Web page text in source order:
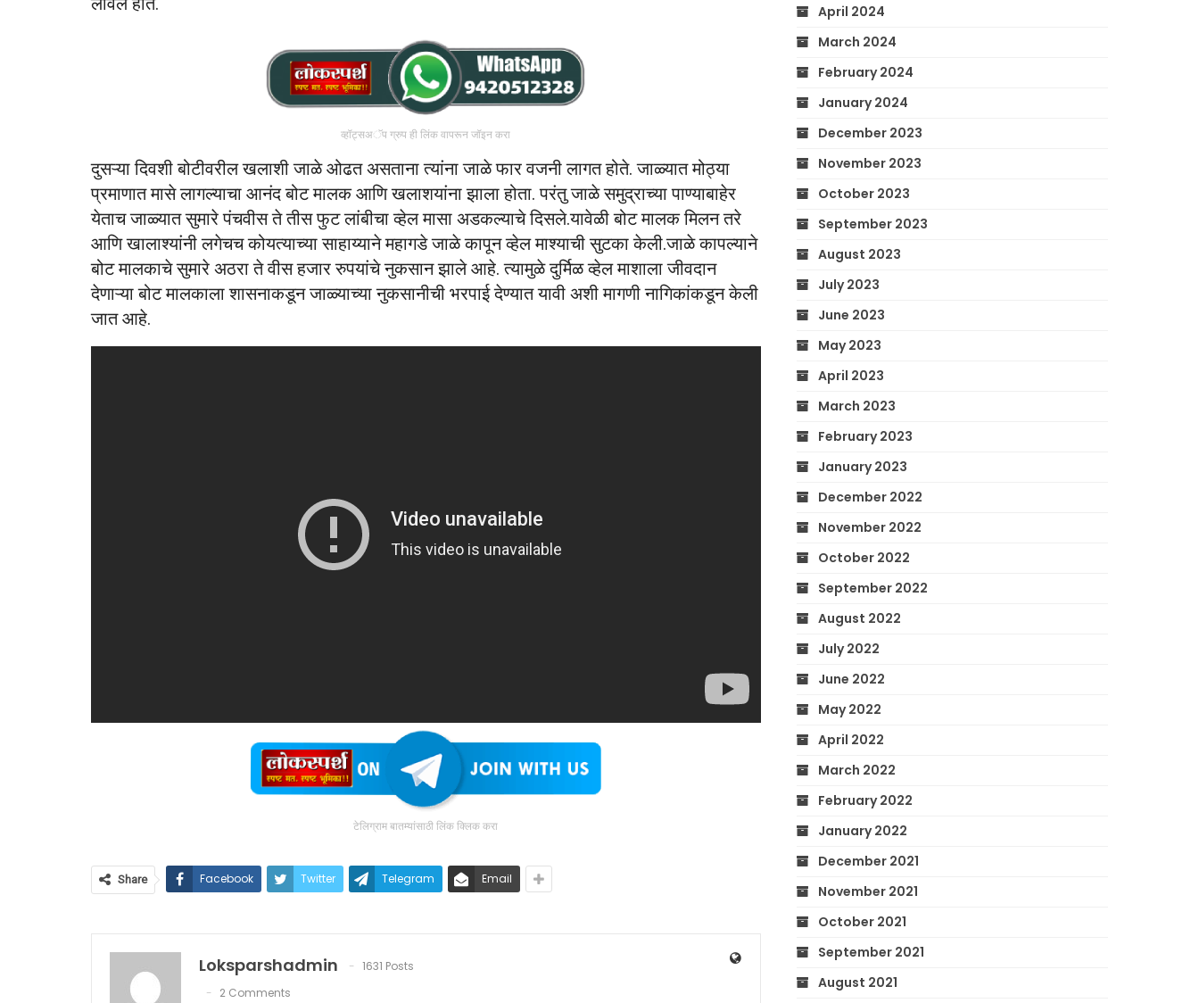
व्हॉट्सअॅप ग्रुप ही लिंक वापरून जॉइन करा
दुसऱ्या दिवशी बोटीवरील खलाशी जाळे ओढत असताना त्यांना जाळे फार वजनी लागत होते. जाळ्यात मोठ्या
प्रमाणात मासे लागल्याचा आनंद बोट मालक आणि खलाशयांना झाला होता. परंतु जाळे समुद्राच्या पाण्याबाहेर
येताच जाळ्यात सुमारे पंचवीस ते तीस फुट लांबीचा व्हेल मासा अडकल्याचे दिसले.यावेळी बोट मालक मिलन तरे
आणि खालाश्यांनी लगेचच कोयत्याच्या साहाय्याने महागडे जाळे कापून व्हेल माश्याची सुटका केली.जाळे कापल्याने
बोट मालकाचे सुमारे अठरा ते वीस हजार रुपयांचे नुकसान झाले आहे. त्यामुळे दुर्मिळ व्हेल माशाला जीवदान
देणाऱ्या बोट मालकाला शासनाकडून जाळ्याच्या नुकसानीची भरपाई देण्यात यावी अशी मागणी नागिकांकडून केली
जात आहे.
टेलिग्राम बातम्यांसाठी लिंक क्लिक करा
Share Facebook Twitter Telegram Email
Loksparshadmin
1631 Posts
2 Comments
April 2024
March 2024
February 2024
January 2024
December 2023
November 2023
October 2023
September 2023
August 2023
July 2023
June 2023
May 2023
April 2023
March 2023
February 2023
January 2023
December 2022
November 2022
October 2022
September 2022
August 2022
July 2022
June 2022
May 2022
April 2022
March 2022
February 2022
January 2022
December 2021
November 2021
October 2021
September 2021
August 2021